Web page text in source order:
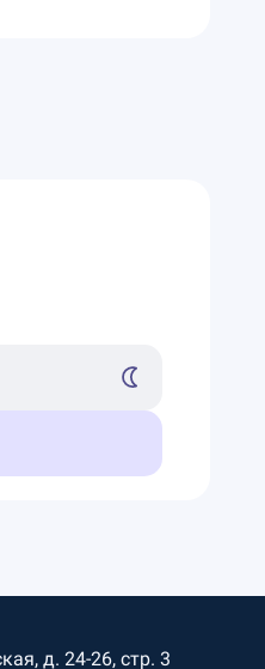
д. 24-26, стр. 3